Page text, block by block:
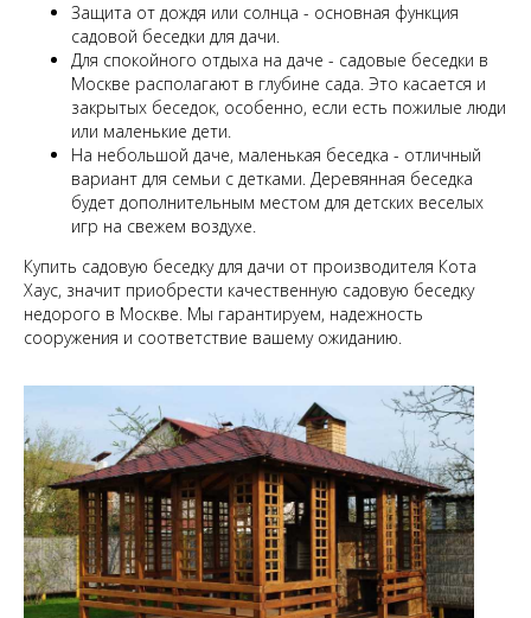
Защита от дождя или солнца - основная функция
садовой беседки для дачи.
Для спокойного отдыха на даче - садовые беседки в
Москве располагают в глубине сада. Это касается и
закрытых беседок, особенно, если есть пожилые люди
или маленькие дети.
На небольшой даче, маленькая беседка - отличный
вариант для семьи с детками. Деревянная беседка
будет дополнительным местом для детских веселых
игр на свежем воздухе.
Купить садовую беседку для дачи от производителя Кота
Хаус, значит приобрести качественную садовую беседку
недорого в Москве. Мы гарантируем, надежность
сооружения и соответствие вашему ожиданию.